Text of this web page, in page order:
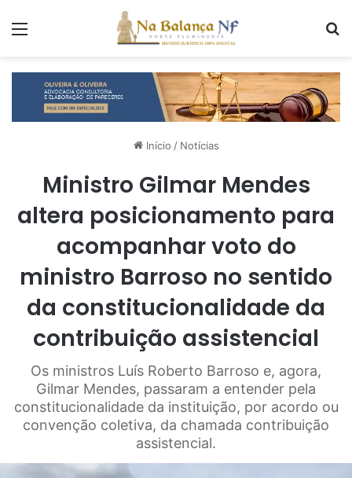
Início / Notícias
Ministro Gilmar Mendes
altera posicionamento para
acompanhar voto do
ministro Barroso no sentido
da constitucionalidade da
contribuição assistencial
Os ministros Luís Roberto Barroso e, agora,
Gilmar Mendes, passaram a entender pela
constitucionalidade da instituição, por acordo ou
convenção coletiva, da chamada contribuição
assistencial.